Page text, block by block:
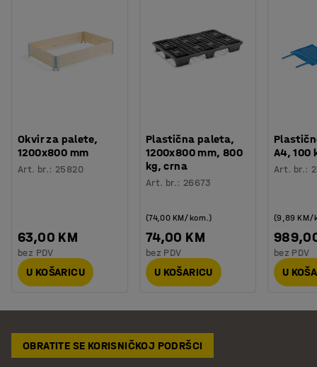
Okvir za palete,
1200x800 mm
Art. br.: 25820
63,00 KM
bez PDV
U KOŠARICU
Plastična paleta,
1200x800 mm, 800
kg, crna
Art. br.: 26673
74,00 KM
(74,00 KM/kom.)
bez PDV
U KOŠARICU
A4, 100
Art. br.:
(9,89 KM/
bez PDV
U
OBRATITE SE KORISNIČKOJ PODRŠCI